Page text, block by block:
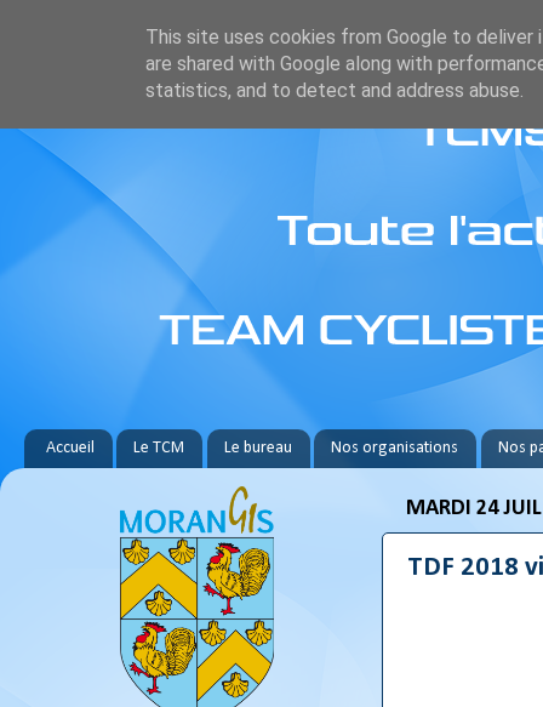
Accueil Le TCM Le bureau Nos organisations Nos
MARDI 24
TDF 2018
This site uses cookies from Google to deliver
are shared with Google along with
statistics, and to detect and address abuse.